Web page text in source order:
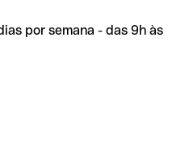
por semana - das 9h às